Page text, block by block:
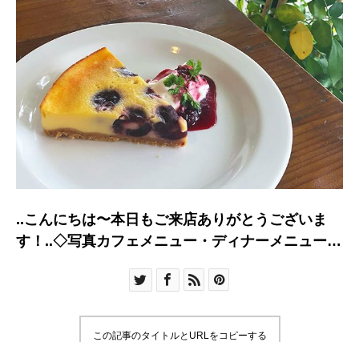
..こんにちは〜︎本日もご来店ありがとうございま
す！..◇写真カフェメニュー・ディナーメニュー〈
んぼのクラフティが6月からメニューに仲間入りし
の伝統菓子。甘くてやわらかくてしっとりふわふ
この記事のタイトルとURLをコピーする